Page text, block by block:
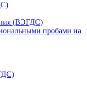
(ВЭГДС)
пробами на